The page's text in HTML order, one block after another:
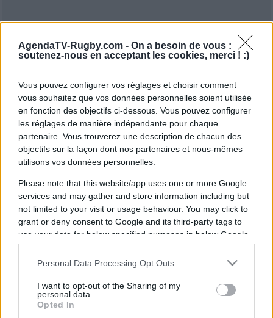
AgendaTV-Rugby.com - On a besoin de vous :
soutenez-nous en acceptant les cookies, merci ! :)
Vous pouvez configurer vos réglages et choisir comment
vous souhaitez que vos données personnelles soient utilisée
en fonction des objectifs ci-dessous. Vous pouvez configurer
les réglages de manière indépendante pour chaque
partenaire. Vous trouverez une description de chacun des
objectifs sur la façon dont nos partenaires et nous-mêmes
utilisons vos données personnelles.
Please note that this website/app uses one or more Google
services and may gather and store information including but
not limited to your visit or usage behaviour. You may click to
grant or deny consent to Google and its third-party tags to
use your data for below specified purposes in below Google
consent section.
Personal Data Processing Opt Outs
I want to opt-out of the Sharing of my
personal data.
Opted In
Programme TV Rugby >National Rugby League >